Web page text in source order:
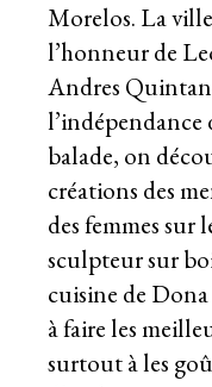
Morelos. La
l’honneur de
Andres
balade, on
créations des
des femmes sur
sculpteur sur
cuisine de
à faire les
surtout à les